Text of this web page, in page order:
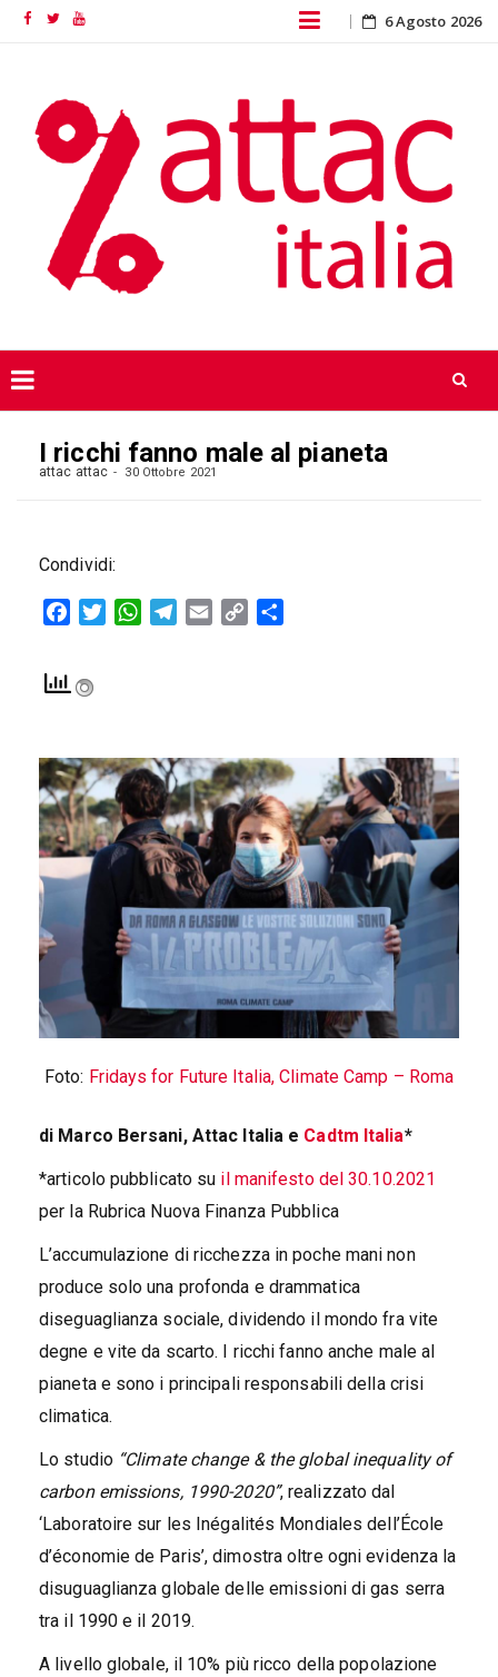
FacebookTwitterYouTube Skip
content
6 Agosto 2026
content
I ricchi fanno male al pianeta
attac attac 30 Ottobre 2021
Condividi:
FacebookTwitterWhatsAppTelegram
Email
Copy
Foto: Fridays for Future Italia, Climate Camp – Roma
di Marco Bersani, Attac Italia e Cadtm Italia*
*articolo pubblicato su il manifesto del 30.10.2021
per la Rubrica Nuova Finanza Pubblica
L’accumulazione di ricchezza in poche mani non
produce solo una profonda e drammatica
diseguaglianza sociale, dividendo il mondo fra vite
degne e vite da scarto. I ricchi fanno anche male al
pianeta e sono i principali responsabili della crisi
climatica.
Lo studio “Climate change & the global inequality of
carbon emissions, 1990-2020”, realizzato dal
‘Laboratoire sur les Inégalités Mondiales dell’École
d’économie de Paris’, dimostra oltre ogni evidenza la
disuguaglianza globale delle emissioni di gas serra
tra il 1990 e il 2019.
A livello globale, il 10% più ricco della popolazione